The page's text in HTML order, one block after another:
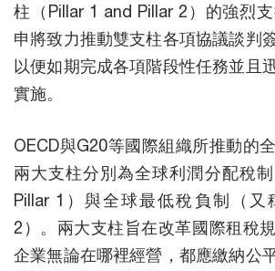
柱（Pillar 1 and Pillar 2）的強烈
申將致力推動雙支柱各項協議談判
以便如期完成各項階段性任務並且
實施。
OECD與G20等國際組織所推動的
兩大支柱分別為全球利潤分配稅制
Pillar 1）與全球最低稅負制（又
2）。兩大支柱旨在改革國際租稅
企業無論在哪裡經營，都應繳納公